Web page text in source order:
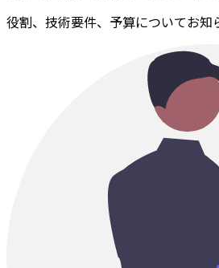
役割、技術要件、予算についてお知